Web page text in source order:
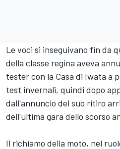
Le voci si inseguivano fin da
della classe regina aveva
tester con la Casa di Iwata a
test invernali, quindi dopo
dall'annuncio del suo ritiro
dell'ultima gara dello scorso
Il richiamo della moto, nel